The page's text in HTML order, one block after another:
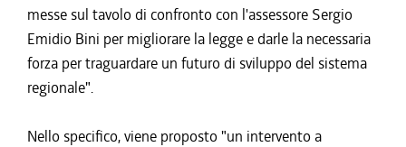
messe sul tavolo di confronto con l'assessore Sergio
Emidio Bini per migliorare la legge e darle la necessaria
forza per traguardare un futuro di sviluppo del sistema
regionale".
Nello specifico, viene proposto "un intervento a